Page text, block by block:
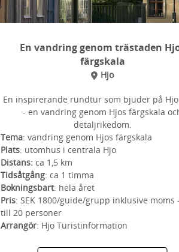
En vandring genom trästaden
färgskala
Hjo
En inspirerande rundtur som bjuder på
- en vandring genom Hjos färgskala
detaljrikedom.
Tema: vandring genom Hjos färgskala
Plats: utomhus i centrala Hjo
Distans: ca 1,5 km
Tidsåtgång: ca 1 timma
Bokningsbart: hela året
Pris: SEK 1800/guide/grupp inklusive moms
till 20 personer
Arrangör: Hjo Turistinformation